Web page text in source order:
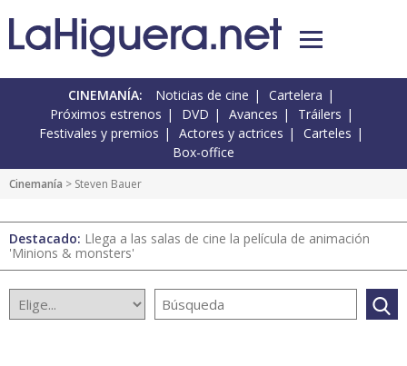
CINEMANÍA: Noticias de cine
Cartelera
Próximos estrenos
DVD Avances
Tráilers
Festivales y premios
Actores y actrices
Carteles
Box-office
Cinemanía > Steven Bauer
Destacado: Llega a las salas de cine la película de animación
'Minions & monsters'